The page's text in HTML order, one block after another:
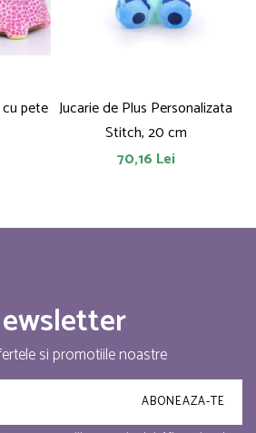
pete Jucarie de Plus Personalizata
Stitch, 20 cm
70,16 Lei
si promotiile noastre